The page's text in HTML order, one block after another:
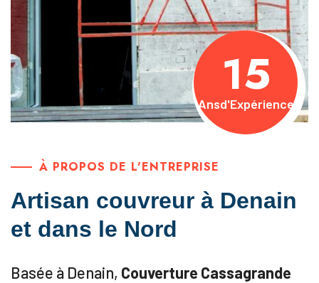
15
Ansd'Expérience
À PROPOS DE L'ENTREPRISE
Artisan couvreur à Denain
et dans le Nord
Basée à Denain, Couverture Cassagrande